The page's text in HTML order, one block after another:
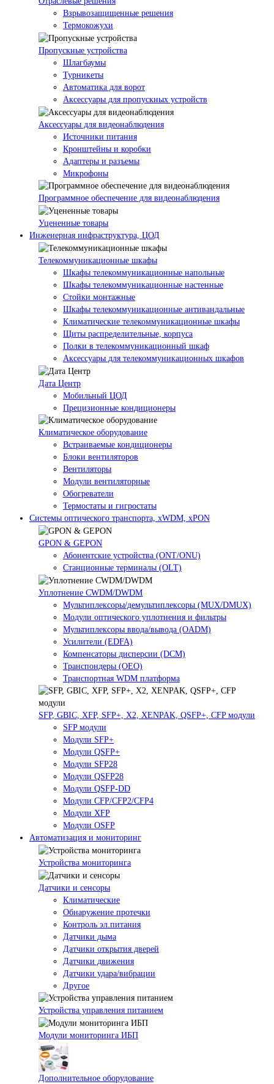
Взрывозащищенные решения
Термокожухи
Пропускные устройства
Шлагбаумы
Турникеты
Автоматика для ворот
Аксессуары для пропускных устройств
Аксессуары для видеонаблюдения
Источники питания
Кронштейны и коробки
Адаптеры и разъемы
Микрофоны
Программное обеспечение для видеонаблюдения
Уцененные товары
Инженерная инфраструктура, ЦОД
Телекоммуникационные шкафы
Шкафы телекоммуникационные напольные
Шкафы телекоммуникационные настенные
Стойки монтажные
Шкафы телекоммуникационные антивандальные
Климатические телекоммуникационные шкафы
Щиты распределительные, корпуса
Полки в телекоммуникационный шкаф
Аксессуары для телекоммуникационных шкафов
Дата Центр
Мобильный ЦОД
Прецизионные кондиционеры
Климатичeское оборудование
Встраиваемые кондиционеры
Блоки вентиляторов
Вентиляторы
Модули вентиляторные
Обогреватели
Термостаты и гигростаты
Системы оптического транспорта, xWDM, xPON
GPON & GEPON
Абонентские устройства (ONT/ONU)
Станционные терминалы (OLT)
Уплотнение CWDM/DWDM
Мультиплексоры/демультиплексоры (MUX/DMUX)
Модули оптического уплотнения и фильтры
Мультиплексоры ввода/вывода (OADM)
Усилители (EDFA)
Компенсаторы дисперсии (DCM)
Транспондеры (OEO)
Транспортная WDM платформа
SFP, GBIC, XFP, SFP+, X2, XENPAK, QSFP+, CFP модули
SFP модули
Модули SFP+
Модули QSFP+
Модули SFP28
Модули QSFP28
Модули QSFP-DD
Модули CFP/CFP2/CFP4
Модули XFP
Модули OSFP
Автоматизация и мониторинг
Устройства мониторинга
Датчики и сенсоры
Климатические
Обнаружение протечки
Контроль эл.питания
Датчики дыма
Датчики открытия дверей
Датчики движения
Датчики удара/вибрации
Другое
Устройства управления питанием
Модули мониторинга ИБП
Дополнительное оборудование